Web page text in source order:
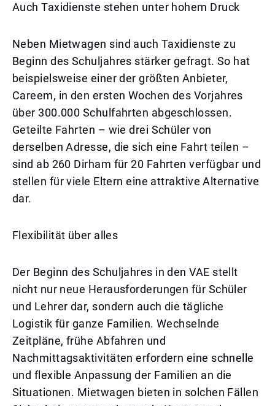
Auch Taxidienste stehen unter hohem Druck
Neben Mietwagen sind auch Taxidienste zu
Beginn des Schuljahres stärker gefragt. So hat
beispielsweise einer der größten Anbieter,
Careem, in den ersten Wochen des Vorjahres
über 300.000 Schulfahrten abgeschlossen.
Geteilte Fahrten – wie drei Schüler von
derselben Adresse, die sich eine Fahrt teilen –
sind ab 260 Dirham für 20 Fahrten verfügbar und
stellen für viele Eltern eine attraktive Alternative
dar.
Flexibilität über alles
Der Beginn des Schuljahres in den VAE stellt
nicht nur neue Herausforderungen für Schüler
und Lehrer dar, sondern auch die tägliche
Logistik für ganze Familien. Wechselnde
Zeitpläne, frühe Abfahren und
Nachmittagsaktivitäten erfordern eine schnelle
und flexible Anpassung der Familien an die
Situationen. Mietwagen bieten in solchen Fällen